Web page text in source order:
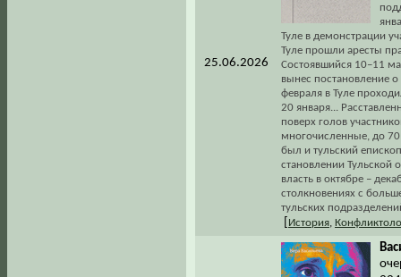
25.06.2026
Туле в демонстрации
Туле прошли аресты
Состоявшийся 10–11
вынес постановление
февраля в Туле
20 января...
поверх голов
многочисленные, до
был и тульский
становлении Тульской
власть в октябре –
столкновениях с
тульских
История,